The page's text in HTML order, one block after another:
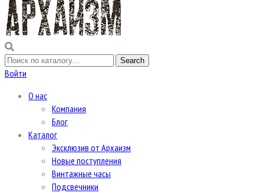
Войти
О нас
Компания
Блог
Каталог
Эксклюзив от Архаизм
Новые поступления
Винтажные часы
Подсвечники